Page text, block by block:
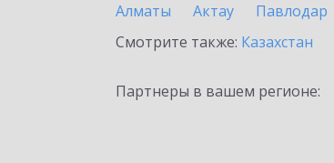
Алматы
Актау Павлодар
Смотрите также: Казахстан
Партнеры в вашем регионе: